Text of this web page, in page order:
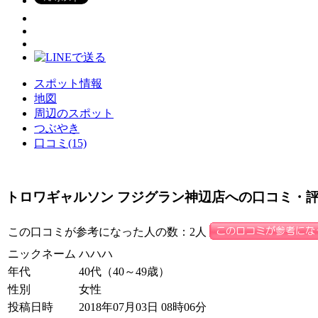
スポット情報
地図
周辺のスポット
つぶやき
口コミ(15)
トロワギャルソン フジグラン神辺店への口コミ・
この口コミが参考になった人の数：2人
ニックネーム ハハハ
年代
40代（40～49歳）
性別
女性
投稿日時
2018年07月03日 08時06分